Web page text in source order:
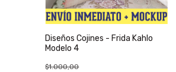
Diseños Cojines - Frida Kahlo
Modelo 4
$1.000,00